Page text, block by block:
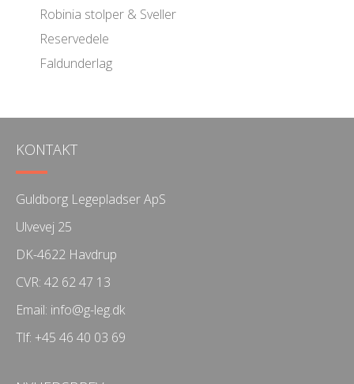
Robinia stolper & Sveller
Reservedele
Faldunderlag
KONTAKT
Guldborg Legepladser ApS
Ulvevej 25
DK-4622 Havdrup
CVR: 42 62 47 13
Email: info@g-leg.dk
Tlf: +45 46 40 03 69